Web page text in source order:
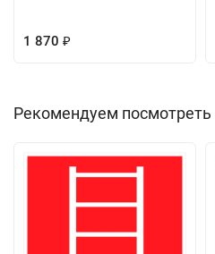
1 870 ₽
Рекомендуем посмотреть